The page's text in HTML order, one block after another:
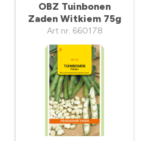
OBZ Tuinbonen
Zaden Witkiem 75g
Art nr. 660178